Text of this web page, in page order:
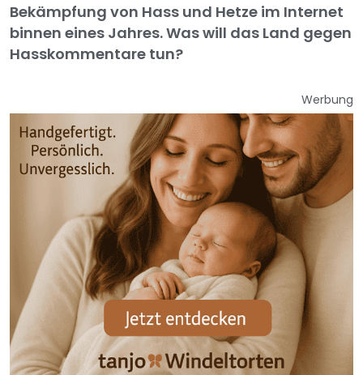
Bekämpfung von Hass und Hetze im Internet
binnen eines Jahres. Was will das Land gegen
Hasskommentare tun?
Werbung